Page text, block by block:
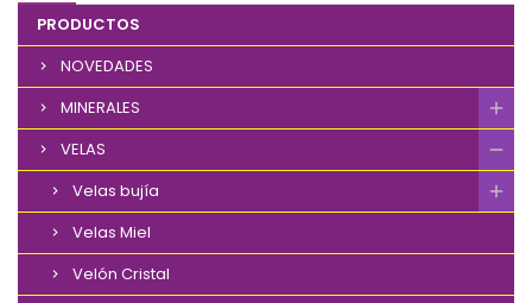
PRODUCTOS
NOVEDADES
MINERALES
VELAS
Velas bujía
Velas Miel
Velón Cristal